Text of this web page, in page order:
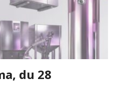
du 28